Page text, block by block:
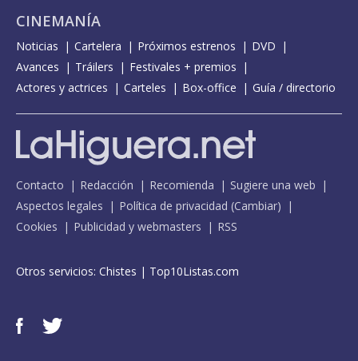
CINEMANÍA
Noticias Cartelera Próximos estrenos
DVD
Avances
Tráilers
Festivales + premios
Actores y actrices
Carteles Box-office Guía / directorio
Contacto Redacción Recomienda
Sugiere una web
Aspectos legales
Política de privacidad (Cambiar)
Cookies
Publicidad y webmasters RSS
Otros servicios: Chistes | Top10Listas.com